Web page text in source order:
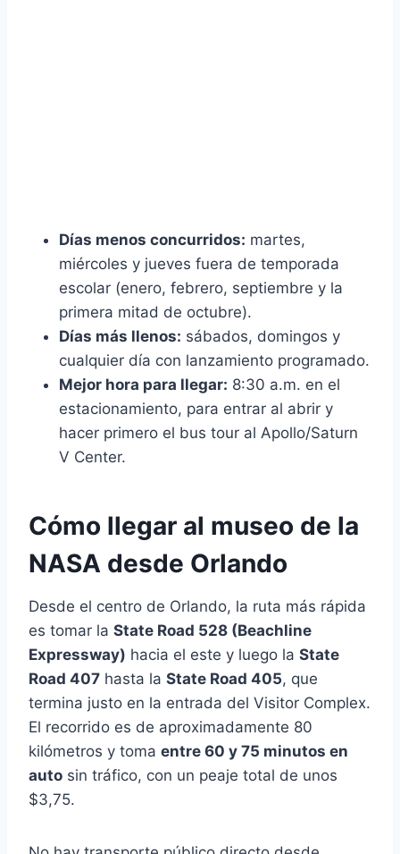
Días menos concurridos: martes,
miércoles y jueves fuera de temporada
escolar (enero, febrero, septiembre y la
primera mitad de octubre).
Días más llenos: sábados, domingos y
cualquier día con lanzamiento programado.
Mejor hora para llegar: 8:30 a.m. en el
estacionamiento, para entrar al abrir y
hacer primero el bus tour al Apollo/Saturn
V Center.
Cómo llegar al museo de la
NASA desde Orlando
Desde el centro de Orlando, la ruta más rápida
es tomar la State Road 528 (Beachline
Expressway) hacia el este y luego la State
Road 407 hasta la State Road 405, que
termina justo en la entrada del Visitor Complex.
El recorrido es de aproximadamente 80
kilómetros y toma entre 60 y 75 minutos en
auto sin tráfico, con un peaje total de unos
$3,75.